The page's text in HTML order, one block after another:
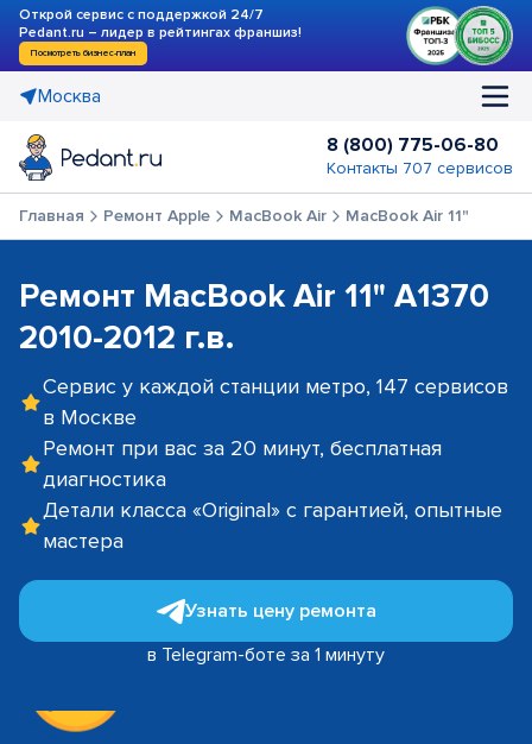
Открой сервис с поддержкой 24/7
Pedant.ru – лидер в рейтингах франшиз!
Посмотреть бизнес-план
Москва
8 (800) 775-06-80
Контакты 707 сервисов
Главная Ремонт Apple MacBook Air MacBook Air 11"
Ремонт MacBook Air 11" A1370
2010-2012 г.в.
Сервис у каждой станции метро, 147 сервисов
в Москве
Ремонт при вас за 20 минут, бесплатная
диагностика
Детали класса «Original» с гарантией, опытные
мастера
Узнать цену ремонта
в Telegram-боте за 1 минуту